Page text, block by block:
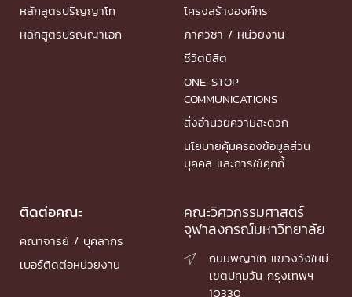
หลักสูตรปริญญาโท
หลักสูตรปริญญาเอก
โครงสร้างองค์กร
ภาควิชา / หน่วยงาน
ชีวิตนิสิต
ONE-STOP
COMMUNICATIONS
สิ่งอำนวยความสะดวก
นโยบายคุ้มครองข้อมูลส่วน
บุคคล และการใช้คุกกี้
ติดต่อคณะ
คณาจารย์ / บุคลากร
เบอร์ติดต่อหน่วยงาน
คณะวิศวกรรมศาสตร์
จุฬาลงกรณ์มหาวิทยาลัย

ถนนพญาไท แขวงวังใหม่
เขตปทุมวัน กรุงเทพฯ
10330